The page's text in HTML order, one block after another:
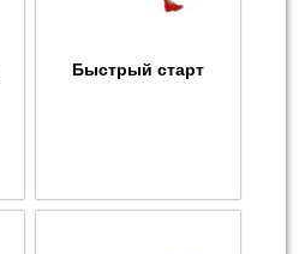
Быстрый старт